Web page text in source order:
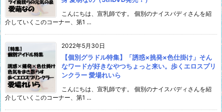
こんにちは、宣乳師です。 個別のナイスバディさんを紹
介していくこのコーナー、第1 ...
2022年5月30日
【個別グラドル特集】「誘惑×挑発×色仕掛け」そん
なワードが好きなやつちょっと来い。歩くエロスプリ
ンクラー 愛場れいら
こんにちは、宣乳師です。 個別のナイスバディさんを紹
介していくこのコーナー、第1 ...